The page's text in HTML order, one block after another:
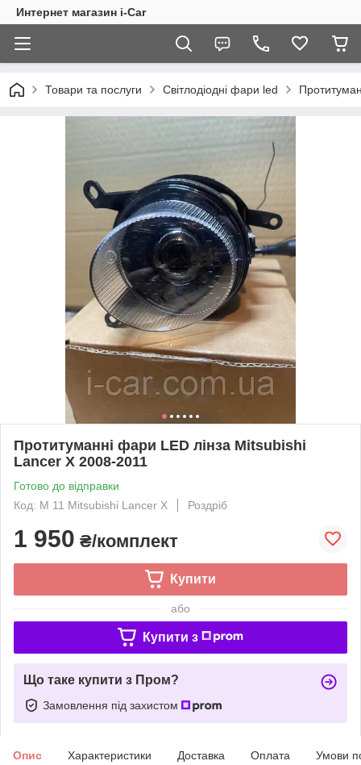
Интернет магазин i-Car
Товари та послуги Світлодіодні фари led
Протитуманні фари LED лінза Mitsubishi
Lancer X 2008-2011
Готово до відправки
Код: M 11 Mitsubishi Lancer X
Роздріб
1 950 ₴/комплект
Купити
або
Купити з
Що таке купити з Пром?
Замовлення під захистом
Опис Характеристики Доставка Оплата Умови